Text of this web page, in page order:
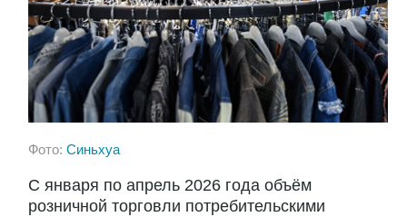
Фото: Синьхуа
С января по апрель 2026 года объём
розничной торговли потребительскими